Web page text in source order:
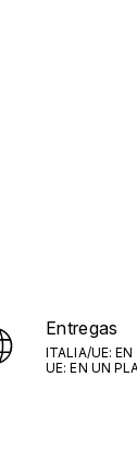
Entregas
ITALIA/UE:
UE: EN UN